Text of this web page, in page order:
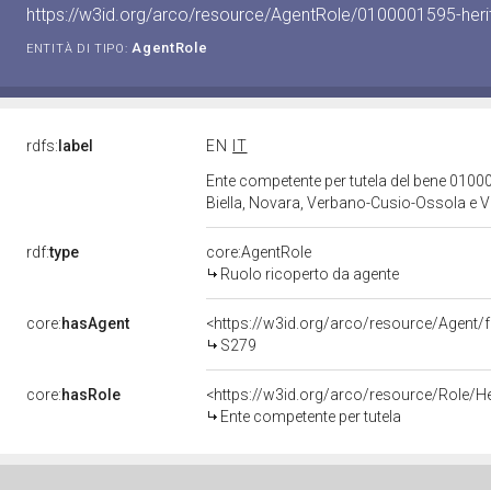
https://w3id.org/arco/resource/AgentRole/0100001595-
ENTITÀ DI TIPO: AgentRole
rdfs: label EN
IT
Ente competente per tutela del bene
Biella, Novara, Verbano-Cusio-Ossola e
rdf:type
core:AgentRole
Ruolo ricoperto da agente
core:hasAgent
<https://w3id.org/arco/resource/Agent/
S279
core:hasRole
<https://w3id.org/arco/resource/Role/
Ente competente per tutela